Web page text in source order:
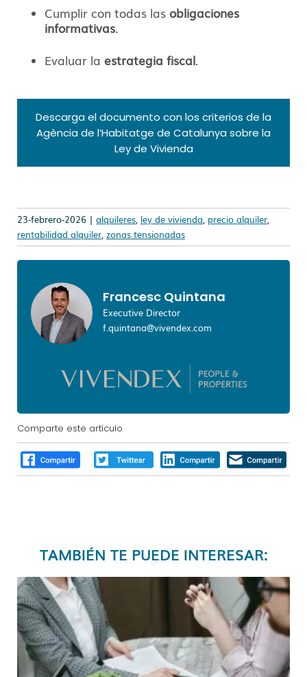
Cumplir con todas las obligaciones
informativas.
Evaluar la estrategia fiscal.
Descarga el documento con los criterios de la
Agència de l’Habitatge de Catalunya sobre la
Ley de Vivienda
23-febrero-2026 | alquileres, ley de vivienda, precio alquiler,
rentabilidad alquiler, zonas tensionadas
Francesc Quintana
Executive Director
f.quintana@vivendex.com
Comparte este artículo
TAMBIÉN TE PUEDE INTERESAR: